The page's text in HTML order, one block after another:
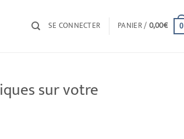
SE CONNECTER PANIER /0,00€ 0
sur votre